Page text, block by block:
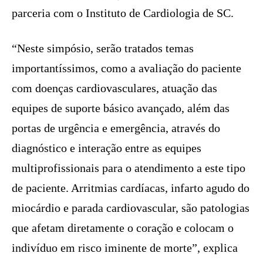
parceria com o Instituto de Cardiologia de SC.
“Neste simpósio, serão tratados temas
importantíssimos, como a avaliação do paciente
com doenças cardiovasculares, atuação das
equipes de suporte básico avançado, além das
portas de urgência e emergência, através do
diagnóstico e interação entre as equipes
multiprofissionais para o atendimento a este tipo
de paciente. Arritmias cardíacas, infarto agudo do
miocárdio e parada cardiovascular, são patologias
que afetam diretamente o coração e colocam o
indivíduo em risco iminente de morte”, explica